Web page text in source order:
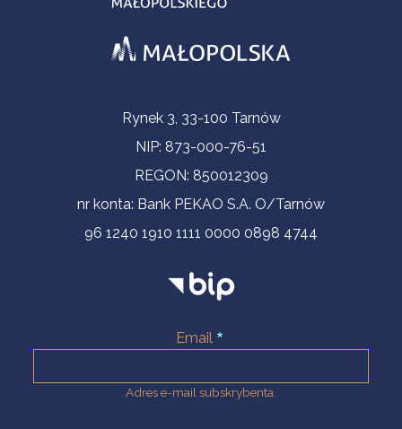
Informacje kontaktoweRynek 3, 33-100 Tarnów
NIP: 873-000-76-51
REGON: 850012309
nr konta: Bank PEKAO S.A. O/Tarnów
96 1240 1910 1111 0000 0898 4744
Email
Adres e-mail subskrybenta.